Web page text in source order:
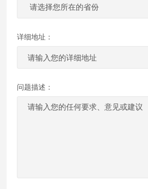
详细地址：
问题描述：